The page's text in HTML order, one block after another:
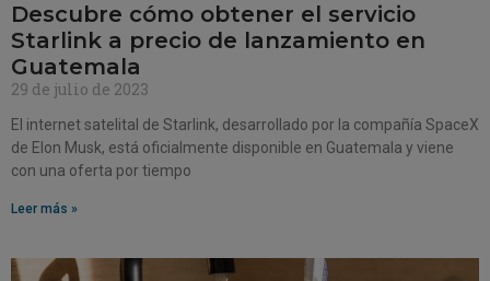
Descubre cómo obtener el servicio
Starlink a precio de lanzamiento en
Guatemala
29 de julio de 2023
El internet satelital de Starlink, desarrollado por la compañía SpaceX
de Elon Musk, está oficialmente disponible en Guatemala y viene
con una oferta por tiempo
Leer más »